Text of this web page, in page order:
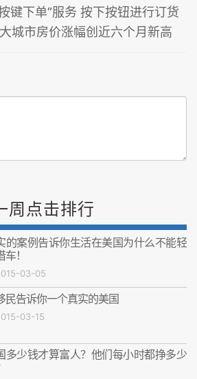
键下单”服务 按下按钮进行订货
城市房价涨幅创近六个月新高
周点击排行
的案例告诉你生活在美国为什么不能轻
！
03-05
民告诉你一个真实的美国
03-15
多少钱才算富人？他们每小时都挣多少